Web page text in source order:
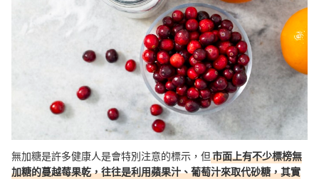
無加糖是許多健康人是會特別注意的標示，但市面上有不少標榜無
加糖的蔓越莓果乾，往往是利用蘋果汁、葡萄汁來取代砂糖，其實